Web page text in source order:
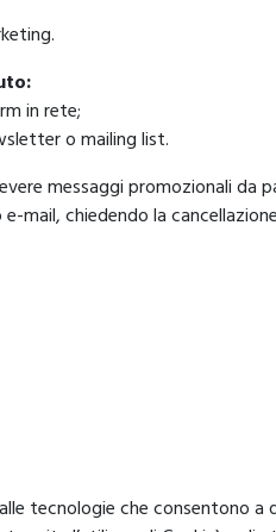
in rete;
o mailing list.
messaggi promozionali
mail, chiedendo la
tecnologie che consentono